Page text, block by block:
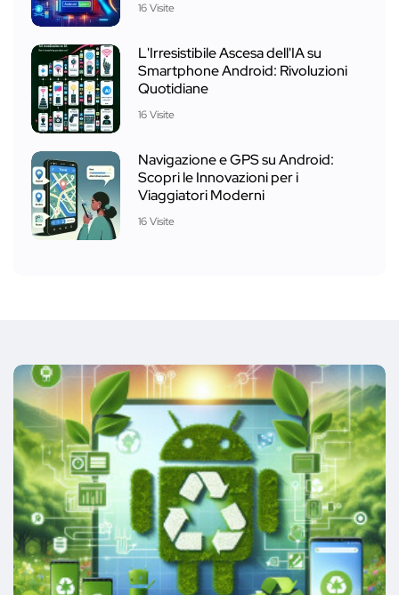
16 Visite
L'Irresistibile Ascesa dell'IA su
Smartphone Android: Rivoluzioni
Quotidiane
16 Visite
Navigazione e GPS su Android:
Scopri le Innovazioni per i
Viaggiatori Moderni
16 Visite